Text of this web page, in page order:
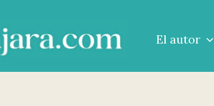
El autor